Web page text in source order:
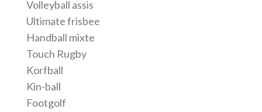
Volleyball assis
Ultimate frisbee
Handball mixte
Touch Rugby
Korfball
Kin-ball
Footgolf